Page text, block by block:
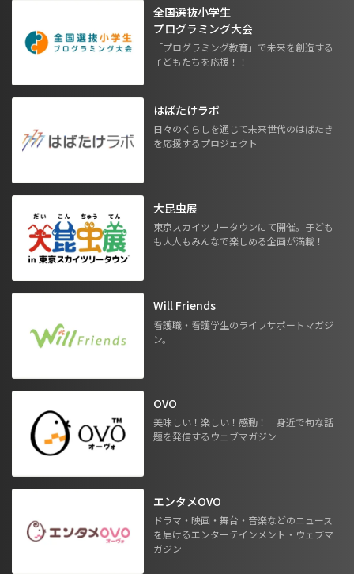
全国選抜小学生
プログラミング大会
「プログラミング教育」で未来を創造する
子どもたちを応援！！
はばたけラボ
日々のくらしを通じて未来世代のはばたき
を応援するプロジェクト
大昆虫展
東京スカイツリータウンにて開催。子ども
も大人もみんなで楽しめる企画が満載！
Will Friends
看護職・看護学生のライフサポートマガジ
ン。
OVO
美味しい！楽しい！感動！ 身近で旬な話
題を発信するウェブマガジン
エンタメOVO
ドラマ・映画・舞台・音楽などのニュース
を届けるエンターテインメント・ウェブマ
ガジン